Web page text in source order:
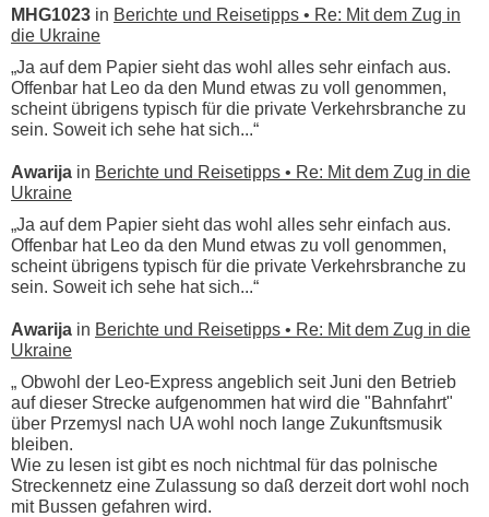
MHG1023 in Berichte und Reisetipps • Re: Mit dem Zug in
die Ukraine
„Ja auf dem Papier sieht das wohl alles sehr einfach aus.
Offenbar hat Leo da den Mund etwas zu voll genommen,
scheint übrigens typisch für die private Verkehrsbranche zu
sein. Soweit ich sehe hat sich...“
Awarija in Berichte und Reisetipps • Re: Mit dem Zug in die
Ukraine
„Ja auf dem Papier sieht das wohl alles sehr einfach aus.
Offenbar hat Leo da den Mund etwas zu voll genommen,
scheint übrigens typisch für die private Verkehrsbranche zu
sein. Soweit ich sehe hat sich...“
Awarija in Berichte und Reisetipps • Re: Mit dem Zug in die
Ukraine
„ Obwohl der Leo-Express angeblich seit Juni den Betrieb
auf dieser Strecke aufgenommen hat wird die "Bahnfahrt"
über Przemysl nach UA wohl noch lange Zukunftsmusik
bleiben.
Wie zu lesen ist gibt es noch nichtmal für das polnische
Streckennetz eine Zulassung so daß derzeit dort wohl noch
mit Bussen gefahren wird.